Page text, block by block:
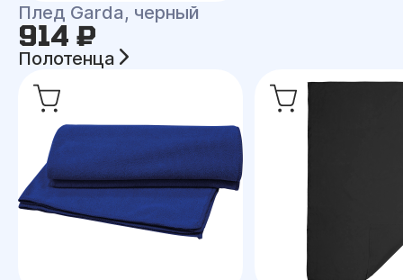
Плед Garda, черный
914 ₽
Полотенца